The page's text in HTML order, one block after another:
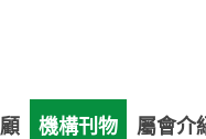
機構刊物 屬會介